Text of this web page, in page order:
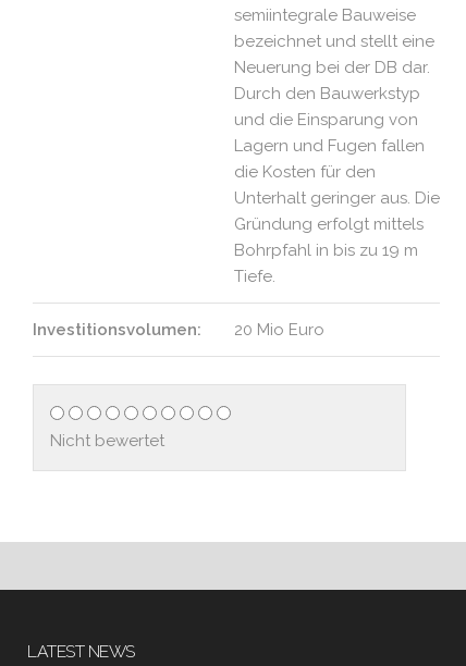
semiintegrale Bauweise
bezeichnet und stellt eine
Neuerung bei der DB dar.
Durch den Bauwerkstyp
und die Einsparung von
Lagern und Fugen fallen
die Kosten für den
Unterhalt geringer aus. Die
Gründung erfolgt mittels
Bohrpfahl in bis zu 19 m
Tiefe.
Investitionsvolumen: 20 Mio Euro
Nicht bewertet
LATEST NEWS